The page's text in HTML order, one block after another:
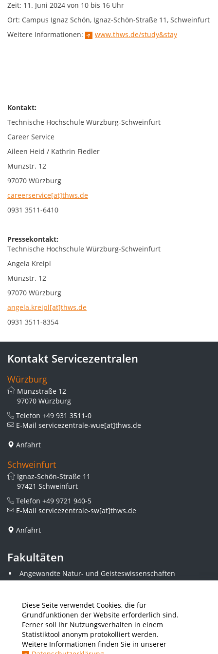
Diese Seite verwendet Cookies, die für
Grundfunktionen der Website erforderlich sind.
Ferner soll Ihr Nutzungsverhalten in einem
Statistiktool anonym protokolliert werden.
Weitere Informationen finden Sie in unserer
Zeit: 11. Juni 2024 von 10 bis 16 Uhr
Ort: Campus Ignaz Schön, Ignaz-Schön-Straße 11, Schweinfurt
Weitere Informationen:
www.thws.de/study&stay
Kontakt:
Technische Hochschule Würzburg-Schweinfurt
Career Service
Aileen Heid / Kathrin Fiedler
Münzstr. 12
97070 Würzburg
careerservice[at]thws.de
0931 3511-6410
Pressekontakt:
Technische Hochschule Würzburg-Schweinfurt
Angela Kreipl
Münzstr. 12
97070 Würzburg
angela.kreipl[at]thws.de
0931 3511-8354
Kontakt Servicezentralen
Würzburg
Münzstraße 12
97070 Würzburg
Telefon +49 931 3511-0
E-Mail servicezentrale-wue[at]thws.de
Anfahrt
Schweinfurt
Ignaz-Schön-Straße 11
97421 Schweinfurt
Telefon +49 9721 940-5
E-Mail servicezentrale-sw[at]thws.de
Anfahrt
Fakultäten
Angewandte Natur- und Geisteswissenschaften
Angewandte Sozialwissenschaften
Elektrotechnik
Gestaltung
Informatik und Wirtschaftsinformatik
Kunststofftechnik und Vermessung
Maschinenbau
THWS Business School